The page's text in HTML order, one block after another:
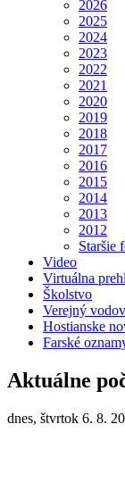
2026
2025
2024
2023
2022
2021
2020
2019
2018
2017
2016
2015
2014
2013
2012
Staršie
Video
Virtuálna
Školstvo
Verejný
Hostianske
Farské
Aktuálne
dnes, štvrtok 6. 8.